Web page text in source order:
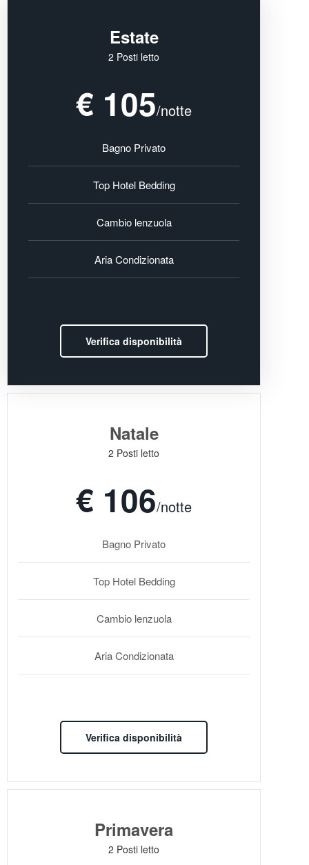
Estate
2 Posti letto
€ 105/notte
Bagno Privato
Top Hotel Bedding
Cambio lenzuola
Aria Condizionata
Verifica disponibilità
Natale
2 Posti letto
€ 106/notte
Bagno Privato
Top Hotel Bedding
Cambio lenzuola
Aria Condizionata
Verifica disponibilità
Primavera
2 Posti letto